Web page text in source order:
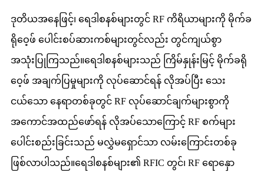
ဒုတိယအနေဖြင့်၊ ရေဒါစနစ်များတွင် RF ကိရိယာများကို မိုက်ခ
ရိုဝေ့ဖ် ပေါင်းစပ်ဆားကစ်များတွင်လည်း တွင်ကျယ်စွာ
အသုံးပြုကြသည်။ရေဒါစနစ်များသည် ကြိမ်နှုန်းမြင့် မိုက်ခရို
ဝေ့ဖ် အချက်ပြမှုများကို လုပ်ဆောင်ရန် လိုအပ်ပြီး သေး
ငယ်သော နေရာတစ်ခုတွင် RF လုပ်ဆောင်ချက်များစွာကို
အကောင်အထည်ဖော်ရန် လိုအပ်သောကြောင့် RF စက်များ
ပေါင်းစည်းခြင်းသည် မလွှဲမရှောင်သာ လမ်းကြောင်းတစ်ခု
ဖြစ်လာပါသည်။ရေဒါစနစ်များ၏ RFIC တွင်၊ RF ရောနှော